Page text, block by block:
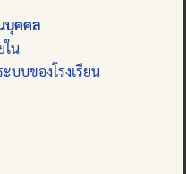
บุคคล
ใน
บบของโรงเรียน